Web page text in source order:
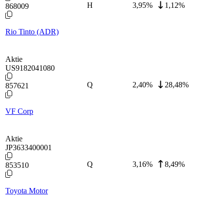
868009
Rio Tinto (ADR)
H 3,95% 1,12%
Aktie
US9182041080
857621
VF Corp
Q 2,40% 28,48%
Aktie
JP3633400001
853510
Toyota Motor
Q 3,16% 8,49%